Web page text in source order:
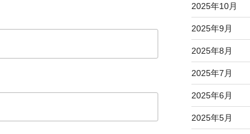
2025年10月
2025年9月
2025年8月
2025年7月
2025年6月
2025年5月